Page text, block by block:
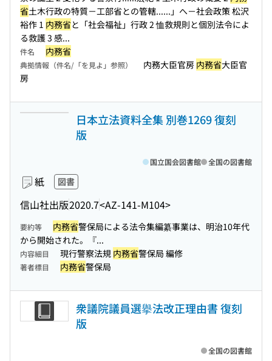
省土木行政の特質－工部省との管轄......」へ－社会政策 松沢
裕作 1 内務省と「社会福祉」行政 2 恤救規則と個別法令によ
る救護 3 感...
件名 内務省
典拠情報（件名/「を見よ」参照） 内務大臣官房 内務省大臣官
房
日本立法資料全集 別巻1269 復刻
版
紙 図書
信山社出版2020.7<AZ-141-M104>
国立国会図書館 全国の図書館
要約等 内務省警保局による法令集編纂事業は、明治10年代
から開始された。『...
内容細目 現行警察法規 内務省警保局 編修
著者標目 内務省警保局
衆議院議員選擧法改正理由書 復刻
版
全国の図書館